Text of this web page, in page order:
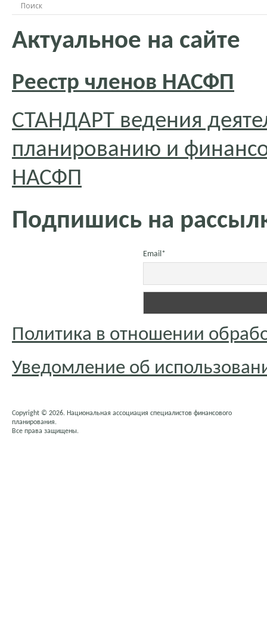
Актуальное на сайте
Реестр членов НАСФП
СТАНДАРТ ведения
планированию и
НАСФП
Подпишись на
Email*
Политика в отношении
Уведомление об
Copyright © 2026. Национальная ассоциация специалистов финансового
планирования.
Все права защищены.